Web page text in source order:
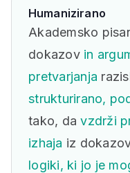
Humanizirano
Akademsko
dokazov in
pretvarjanja
strukturirano,
tako, davzdrži
izhaja iz
logiki, ki jo je